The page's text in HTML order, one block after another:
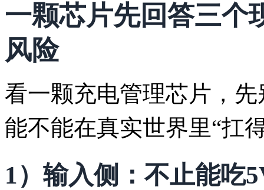
一颗芯片先回答三个
风险
看一颗充电管理芯片，
能不能在真实世界里“扛
1）输入侧：不止能吃